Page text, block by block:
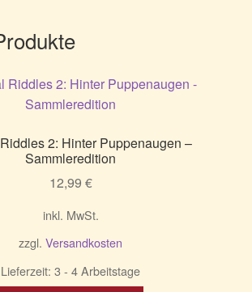
2: Hinter Puppenaugen –
Sammleredition
12,99 €
inkl. MwSt.
zzgl. Versandkosten
Lieferzeit: 3 - 4 Arbeitstage